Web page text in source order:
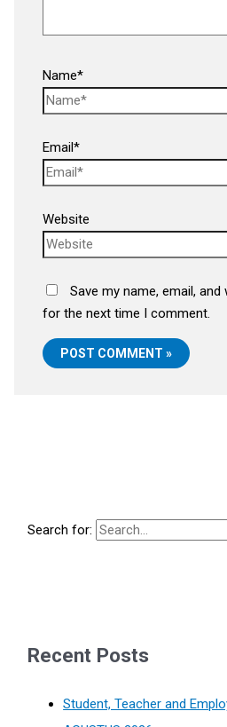
Search for:
Recent Posts
Student, Teacher and
Name*
Email*
Website
Save my name, email,
for the next time I comment.